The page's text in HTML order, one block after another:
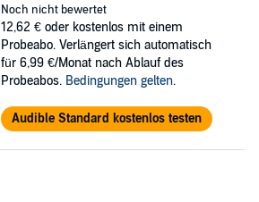
Noch nicht bewertet
12,62 € oder kostenlos mit einem
Probeabo. Verlängert sich automatisch
für 6,99 €/Monat nach Ablauf des
Probeabos. Bedingungen gelten.
Audible Standard kostenlos testen